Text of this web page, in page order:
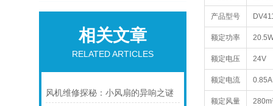
相关文章
RELATED ARTICLES
风机维修探秘：小风扇的异响之谜
产品型号
额定功率
额定电压 24V
额定电流 0.85A
额定风量